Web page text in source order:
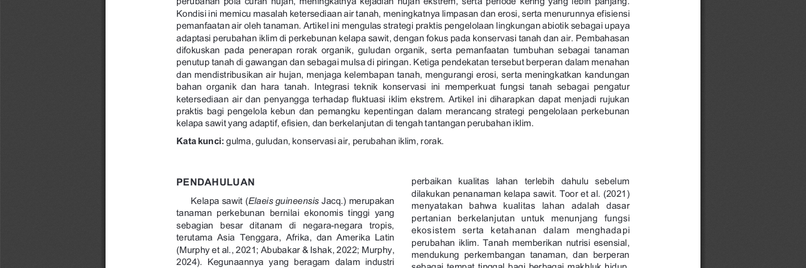
perbaikan kualitas lahan terlebih dahulu sebelum
dilakukan penanaman kelapa sawit. Toor et al. (2021)
menyatakan bahwa kualitas lahan adalah dasar
pertanian berkelanjutan untuk menunjang fungsi
ekosistem serta ketahanan dalam menghadapi
perubahan iklim. Tanah memberikan nutrisi esensial,
mendukung perkembangan tanaman, dan berperan
sebagai tempat tinggal bagi berbagai makhluk hidup,
PENDAHULUAN
Kelapa sawit (Elaeis guineensisJacq.) merupakan
tanaman perkebunan bernilai ekonomis tinggi yang
sebagian besar ditanam di negara-negara tropis,
terutama Asia Tenggara, Afrika, dan Amerika Latin
(Murphy et al., 2021; Abubakar & Ishak, 2022; Murphy,
2024). Kegunaannya yang beragam dalam industri
Kondisi ini memicu masalah ketersediaan air tanah, meningkatnya limpasan dan erosi, serta menurunnya efisiensi
pemanfaatan air oleh tanaman. Artikel ini mengulas strategi praktis pengelolaan lingkungan abiotik sebagai upaya
adaptasi perubahan iklim di perkebunan kelapa sawit, dengan fokus pada konservasi tanah dan air. Pembahasan
difokuskan pada penerapan rorak organik, guludan organik, serta pemanfaatan tumbuhan sebagai tanaman
penutup tanah di gawangan dan sebagai mulsa di piringan. Ketiga pendekatan tersebut berperan dalam menahan
dan mendistribusikan air hujan, menjaga kelembapan tanah, mengurangi erosi, serta meningkatkan kandungan
bahan organik dan hara tanah. Integrasi teknik konservasi ini memperkuat fungsi tanah sebagai pengatur
ketersediaan air dan penyangga terhadap fluktuasi iklim ekstrem. Artikel ini diharapkan dapat menjadi rujukan
praktis bagi pengelola kebun dan pemangku kepentingan dalam merancang strategi pengelolaan perkebunan
kelapa sawit yang adaptif, efisien, dan berkelanjutan di tengah tantangan perubahan iklim.
Kata kunci: gulma, guludan, konservasi air, perubahan iklim, rorak.